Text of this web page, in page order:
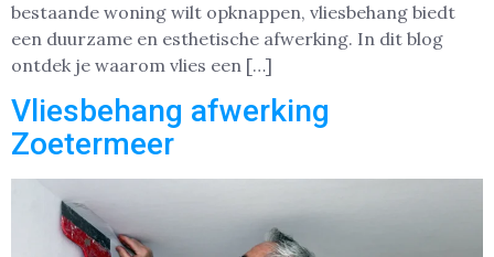
bestaande woning wilt opknappen, vliesbehang biedt
een duurzame en esthetische afwerking. In dit blog
ontdek je waarom vlies een […]
Vliesbehang afwerking
Zoetermeer